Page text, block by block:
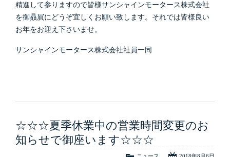
精進して参りますので皆様サンシャインモータース株式会社
を御贔屓にどうぞ宜しくお願い致します。それでは皆様良い
お年をお迎え下さいませ。
サンシャインモータース株式会社社員一同
☆☆☆夏季休業中の営業時間変更のお
知らせで御座います☆☆☆